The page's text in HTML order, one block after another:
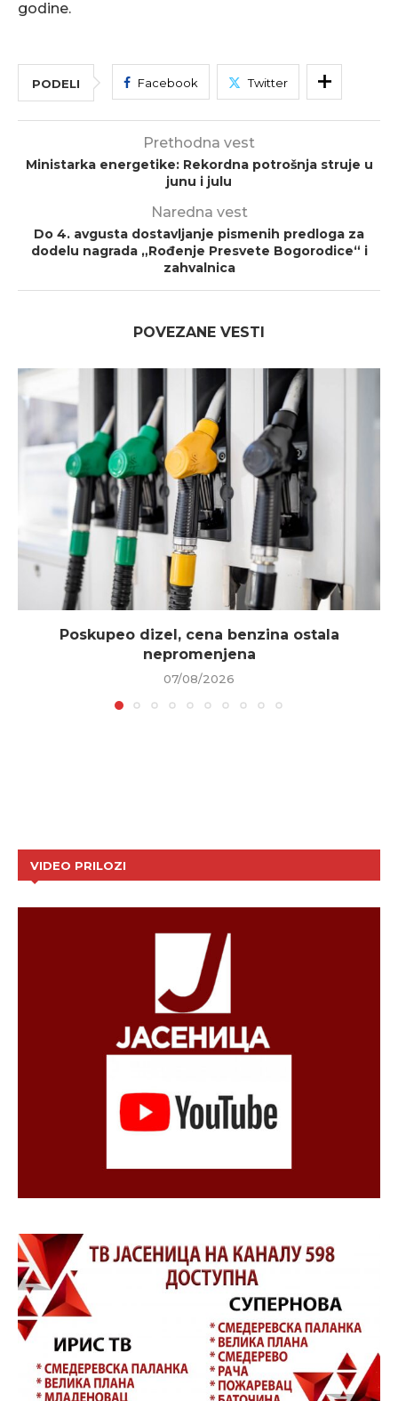
godine.
PODELI Facebook Twitter
Prethodna vest
Ministarka energetike: Rekordna potrošnja struje u
junu i julu
Naredna vest
Do 4. avgusta dostavljanje pismenih predloga za
dodelu nagrada „Rođenje Presvete Bogorodice“ i
zahvalnica
POVEZANE VESTI
Poskupeo dizel, cena benzina ostala
nepromenjena
07/08/2026
VIDEO PRILOZI